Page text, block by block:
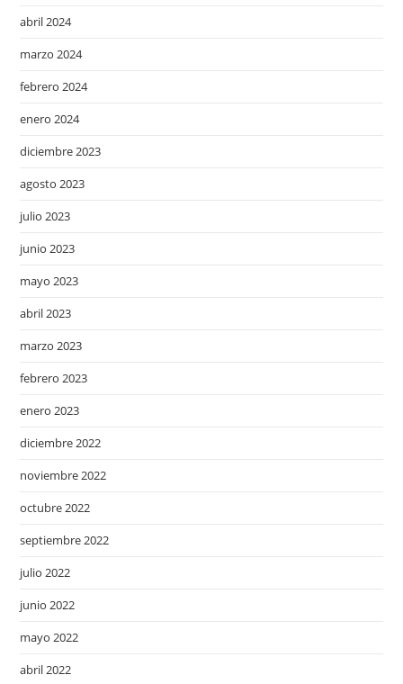
abril 2024
marzo 2024
febrero 2024
enero 2024
diciembre 2023
agosto 2023
julio 2023
junio 2023
mayo 2023
abril 2023
marzo 2023
febrero 2023
enero 2023
diciembre 2022
noviembre 2022
octubre 2022
septiembre 2022
julio 2022
junio 2022
mayo 2022
abril 2022